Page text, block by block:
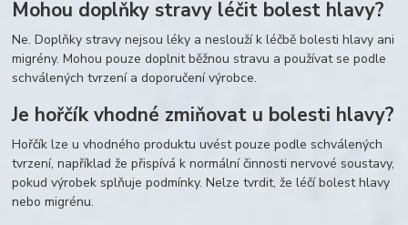
Mohou doplňky stravy léčit bolest hlavy?
Ne. Doplňky stravy nejsou léky a neslouží k léčbě bolesti hlavy ani
migrény. Mohou pouze doplnit běžnou stravu a používat se podle
schválených tvrzení a doporučení výrobce.
Je hořčík vhodné zmiňovat u bolesti hlavy?
Hořčík lze u vhodného produktu uvést pouze podle schválených
tvrzení, například že přispívá k normální činnosti nervové soustavy,
pokud výrobek splňuje podmínky. Nelze tvrdit, že léčí bolest hlavy
nebo migrénu.